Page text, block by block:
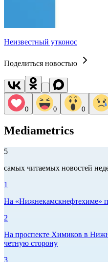
Неизвестный утконос
Поделиться новостью
0 0 0
Mediametrics
5
самых читаемых новостей
1
На «Нижнекамскнефтехиме»
2
На проспекте Химиков в
четную сторону
3